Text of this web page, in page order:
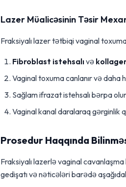
Lazer Müalicəsinin Təsir
Fraksiyalı lazer tətbiqi vaginal
Fibroblast istehsalıvə
Vaginal toxuma canlanır və daha
Sağlam ifrazat istehsalı bərpa
Vaginal kanal daralaraq gərginlik
Prosedur Haqqında
Fraksiyalı lazerlə vaginal
gedişatı və nəticələri barədə